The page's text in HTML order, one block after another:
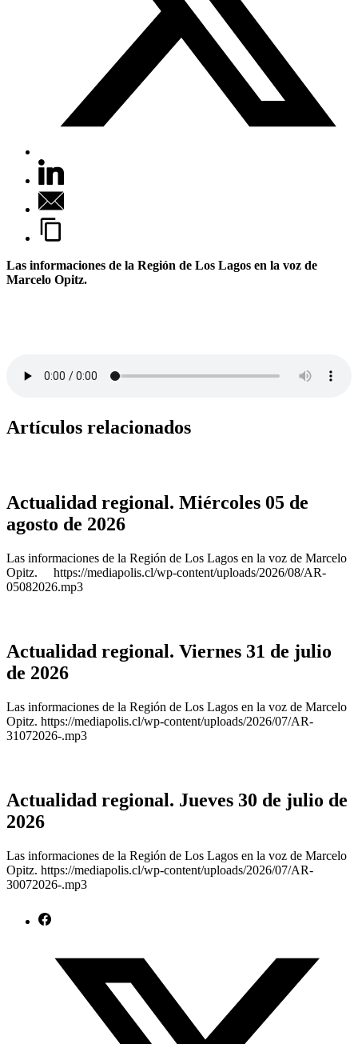
Las informaciones de la Región de Los Lagos en la voz de
Marcelo Opitz.
Artículos relacionados
Actualidad regional. Miércoles 05 de
agosto de 2026
Las informaciones de la Región de Los Lagos en la voz de Marcelo
Opitz. https://mediapolis.cl/wp-content/uploads/2026/08/AR-
05082026.mp3
Actualidad regional. Viernes 31 de julio
de 2026
Las informaciones de la Región de Los Lagos en la voz de Marcelo
Opitz. https://mediapolis.cl/wp-content/uploads/2026/07/AR-
31072026-.mp3
Actualidad regional. Jueves 30 de julio de
2026
Las informaciones de la Región de Los Lagos en la voz de Marcelo
Opitz. https://mediapolis.cl/wp-content/uploads/2026/07/AR-
30072026-.mp3